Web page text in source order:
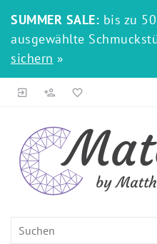
SUMMER SALE: bis zu
ausgewählte
sichern »